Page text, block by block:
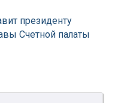
президенту
Счетной палаты